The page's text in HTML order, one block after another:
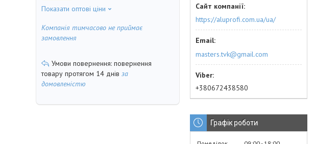
Показати оптові ціни
Компанія тимчасово не приймає
замовлення
повернення
товару протягом 14 днів за
домовленістю
https://aluprofi.com.ua/ua/
masters.tvk@gmail.com
+380672438580
Графік роботи